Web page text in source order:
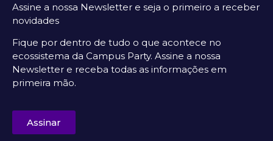
Assine a nossa Newsletter e seja o primeiro a receber
novidades
Fique por dentro de tudo o que acontece no
ecossistema da Campus Party. Assine a nossa
Newsletter e receba todas as informações em
primeira mão.
Assinar